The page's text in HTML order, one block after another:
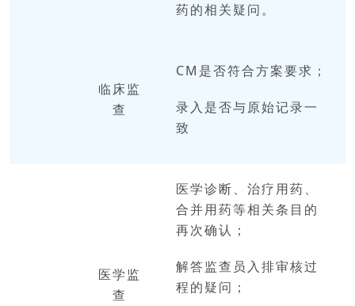
药的相关疑问。
临床监
查
CM是否符合方案要求；
录入是否与原始记录一
致
医学监
查
医学诊断、治疗用药、
合并用药等相关条目的
再次确认；
解答监查员入排审核过
程的疑问；